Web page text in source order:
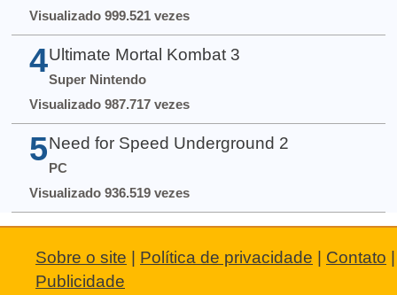
Visualizado 999.521 vezes
4 Ultimate Mortal Kombat 3
Super Nintendo
Visualizado 987.717 vezes
5 Need for Speed Underground 2
PC
Visualizado 936.519 vezes
Sobre o site | Política de privacidade | Contato |
Publicidade